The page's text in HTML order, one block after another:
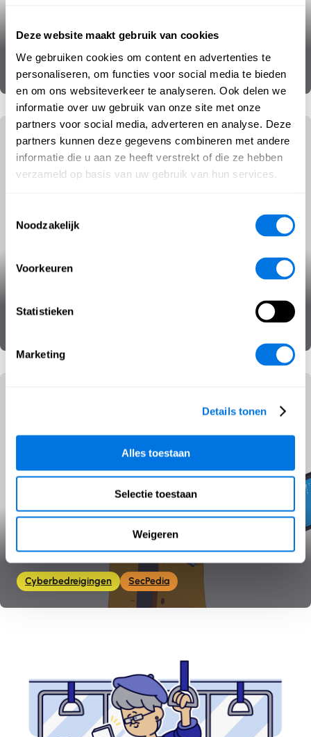
Deze website maakt gebruik van cookies
We gebruiken cookies om content en advertenties te
personaliseren, om functies voor social media te bieden
en om ons websiteverkeer te analyseren. Ook delen we
informatie over uw gebruik van onze site met onze
partners voor social media, adverteren en analyse. Deze
partners kunnen deze gegevens combineren met andere
informatie die u aan ze heeft verstrekt of die ze hebben
verzameld op basis van uw gebruik van hun services.
Noodzakelijk
Voorkeuren
Statistieken
Marketing
Details tonen
Alles toestaan
Selectie toestaan
Weigeren
Romantische zwendel
Cyberbedreigingen SecPedia
Cyberbedreigingen SecPedia